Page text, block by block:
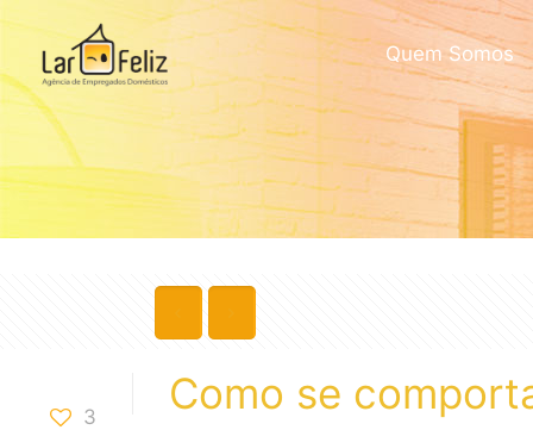
Quem Somos
3 Como se